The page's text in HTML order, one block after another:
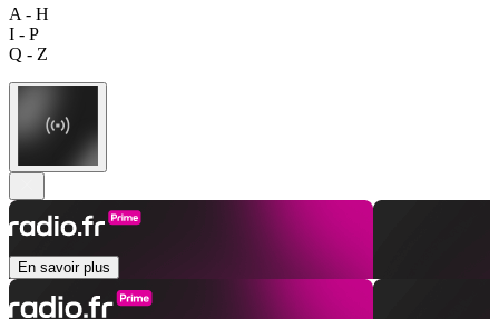
A - H
I - P
Q - Z
En savoir plus